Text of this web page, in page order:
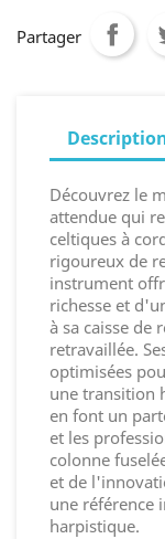
Partager
Découvrez le
attendue qui
celtiques à
rigoureux de
instrument
richesse et
à sa caisse de
retravaillée.
optimisées
une transition
en font un
et les
colonne
et de
une référence
harpistique.